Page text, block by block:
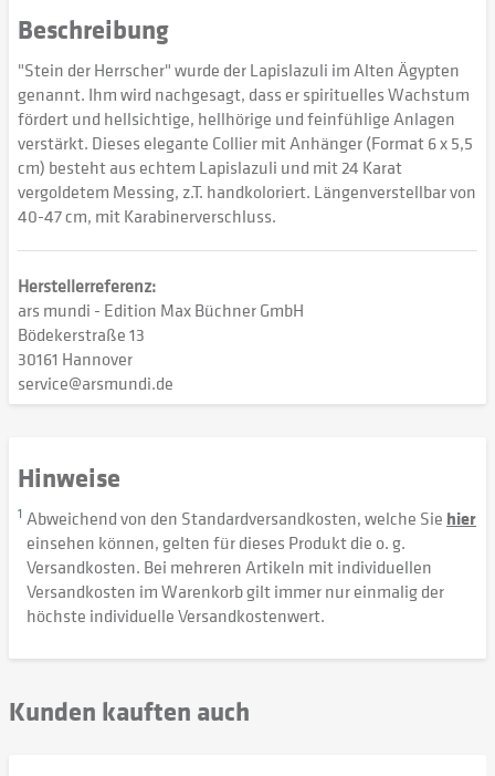
Beschreibung
"Stein der Herrscher" wurde der Lapislazuli im Alten Ägypten
genannt. Ihm wird nachgesagt, dass er spirituelles Wachstum
fördert und hellsichtige, hellhörige und feinfühlige Anlagen
verstärkt. Dieses elegante Collier mit Anhänger (Format 6 x 5,5
cm) besteht aus echtem Lapislazuli und mit 24 Karat
vergoldetem Messing, z.T. handkoloriert. Längenverstellbar von
40-47 cm, mit Karabinerverschluss.
Herstellerreferenz:
ars mundi - Edition Max Büchner GmbH
Bödekerstraße 13
30161 Hannover
service@arsmundi.de
Hinweise
1 Abweichend von den Standardversandkosten, welche Sie hier
einsehen können, gelten für dieses Produkt die o. g.
Versandkosten. Bei mehreren Artikeln mit individuellen
Versandkosten im Warenkorb gilt immer nur einmalig der
höchste individuelle Versandkostenwert.
Kunden kauften auch